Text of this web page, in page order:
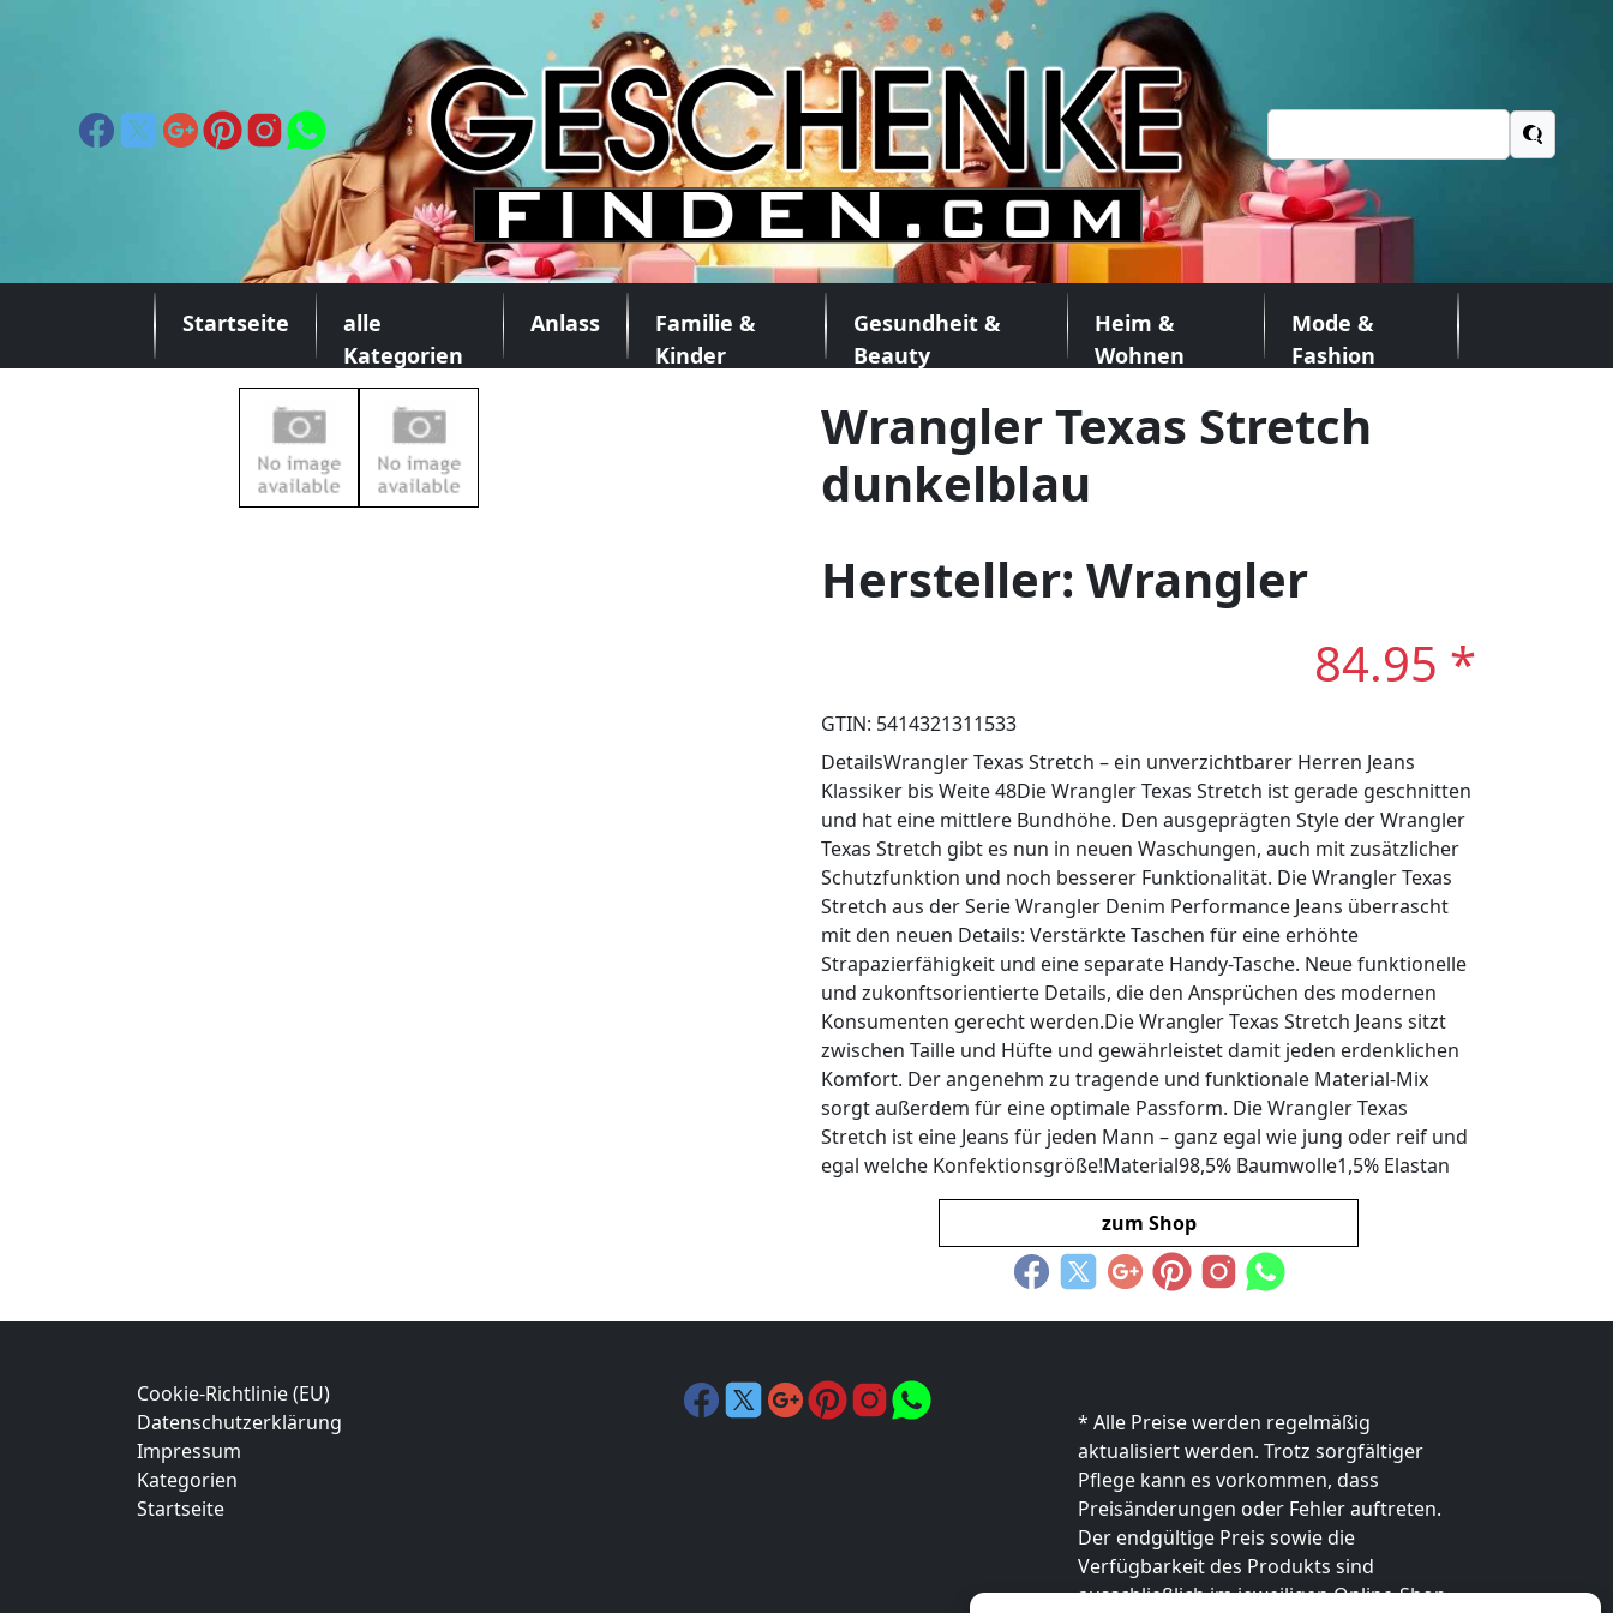
nach:
Startseite
alle
Kategorien
Anlass
Familie &
Kinder
Gesundheit &
Beauty
Heim &
Wohnen
Mode &
Fashion
Wrangler Texas Stretch
dunkelblau
Hersteller: Wrangler
84.95 *
GTIN: 5414321311533
DetailsWrangler Texas Stretch – ein unverzichtbarer Herren Jeans
Klassiker bis Weite 48Die Wrangler Texas Stretch ist gerade geschnitten
und hat eine mittlere Bundhöhe. Den ausgeprägten Style der Wrangler
Texas Stretch gibt es nun in neuen Waschungen, auch mit zusätzlicher
Schutzfunktion und noch besserer Funktionalität. Die Wrangler Texas
Stretch aus der Serie Wrangler Denim Performance Jeans überrascht
mit den neuen Details: Verstärkte Taschen für eine erhöhte
Strapazierfähigkeit und eine separate Handy-Tasche. Neue funktionelle
und zukonftsorientierte Details, die den Ansprüchen des modernen
Konsumenten gerecht werden.Die Wrangler Texas Stretch Jeans sitzt
zwischen Taille und Hüfte und gewährleistet damit jeden erdenklichen
Komfort. Der angenehm zu tragende und funktionale Material-Mix
sorgt außerdem für eine optimale Passform. Die Wrangler Texas
Stretch ist eine Jeans für jeden Mann – ganz egal wie jung oder reif und
egal welche Konfektionsgröße!Material98,5% Baumwolle1,5% Elastan
zum Shop
Cookie-Richtlinie (EU)
Datenschutzerklärung
Impressum
Kategorien
Startseite
* Alle Preise werden regelmäßig
aktualisiert werden. Trotz sorgfältiger
Pflege kann es vorkommen, dass
Preisänderungen oder Fehler auftreten.
Der endgültige Preis sowie die
Verfügbarkeit des Produkts sind
ausschließlich im jeweiligen Online-Shop